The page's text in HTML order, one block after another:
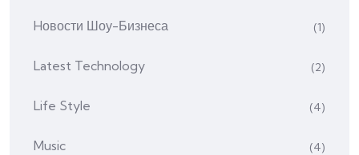
Hовости Шоу-Бизнеса (1)
Latest Technology (2)
Life Style (4)
Music (4)